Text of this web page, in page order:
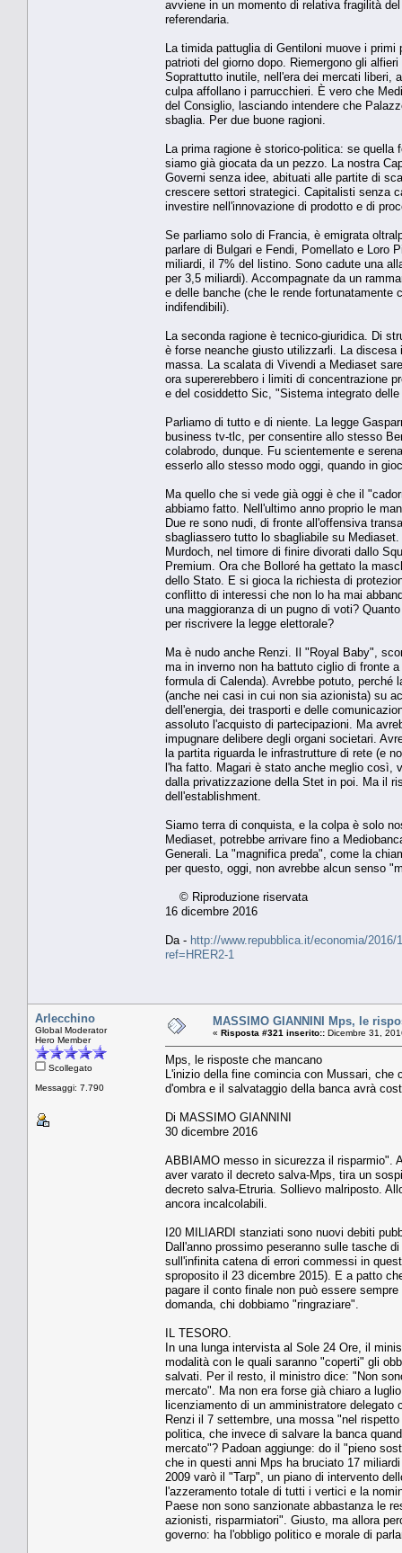
avviene in un momento di relativa fragilità
referendaria.
La timida pattuglia di Gentiloni muove i
patrioti del giorno dopo. Riemergono gli
Soprattutto inutile, nell'era dei mercati liberi,
culpa affollano i parrucchieri. È vero che
del Consiglio, lasciando intendere che
sbaglia. Per due buone ragioni.
La prima ragione è storico-politica: se
siamo già giocata da un pezzo. La nostra
Governi senza idee, abituati alle partite di
crescere settori strategici. Capitalisti senza
investire nell'innovazione di prodotto e di
Se parliamo solo di Francia, è emigrata
parlare di Bulgari e Fendi, Pomellato e Loro
miliardi, il 7% del listino. Sono cadute una
per 3,5 miliardi). Accompagnate da un
e delle banche (che le rende
indifendibili).
La seconda ragione è tecnico-giuridica. Di
è forse neanche giusto utilizzarli. La
massa. La scalata di Vivendi a Mediaset
ora supererebbero i limiti di concentrazione
e del cosiddetto Sic, "Sistema integrato
Parliamo di tutto e di niente. La legge
business tv-tlc, per consentire allo stesso
colabrodo, dunque. Fu scientemente e
esserlo allo stesso modo oggi, quando in
Ma quello che si vede già oggi è che il
abbiamo fatto. Nell'ultimo anno proprio le
Due re sono nudi, di fronte all'offensiva
sbagliassero tutto lo sbagliabile su
Murdoch, nel timore di finire divorati dallo
Premium. Ora che Bolloré ha gettato la
dello Stato. E si gioca la richiesta di
conflitto di interessi che non lo ha mai
una maggioranza di un pugno di voti?
per riscrivere la legge elettorale?
Ma è nudo anche Renzi. Il "Royal Baby",
ma in inverno non ha battuto ciglio di fronte
formula di Calenda). Avrebbe potuto, perché
(anche nei casi in cui non sia azionista) su
dell'energia, dei trasporti e delle
assoluto l'acquisto di partecipazioni. Ma
impugnare delibere degli organi societari.
la partita riguarda le infrastrutture di rete (e
l'ha fatto. Magari è stato anche meglio così,
dalla privatizzazione della Stet in poi. Ma il
dell'establishment.
Siamo terra di conquista, e la colpa è solo
Mediaset, potrebbe arrivare fino a
Generali. La "magnifica preda", come la
per questo, oggi, non avrebbe alcun senso
© Riproduzione riservata
16 dicembre 2016
Da - http://www.repubblica.it/economia/
ref=HRER2-1
Arlecchino
Global Moderator
Hero Member
Scollegato
Messaggi: 7.790
MASSIMO GIANNINI Mps, le
« Risposta #321 inserito:: Dicembre 31,
Mps, le risposte che mancano
L'inizio della fine comincia con Mussari, che
d'ombra e il salvataggio della banca avrà
Di MASSIMO GIANNINI
30 dicembre 2016
ABBIAMO messo in sicurezza il risparmio".
aver varato il decreto salva-Mps, tira un
decreto salva-Etruria. Sollievo malriposto.
ancora incalcolabili.
I20 MILIARDI stanziati sono nuovi debiti
Dall'anno prossimo peseranno sulle tasche
sull'infinita catena di errori commessi in
sproposito il 23 dicembre 2015). E a patto
pagare il conto finale non può essere
domanda, chi dobbiamo "ringraziare".
IL TESORO.
In una lunga intervista al Sole 24 Ore, il
modalità con le quali saranno "coperti" gli
salvati. Per il resto, il ministro dice: "Non
mercato". Ma non era forse già chiaro a
licenziamento di un amministratore
Renzi il 7 settembre, una mossa "nel
politica, che invece di salvare la banca
mercato"? Padoan aggiunge: do il "pieno
che in questi anni Mps ha bruciato 17
2009 varò il "Tarp", un piano di intervento
l'azzeramento totale di tutti i vertici e la
Paese non sono sanzionate abbastanza le
azionisti, risparmiatori". Giusto, ma allora
governo: ha l'obbligo politico e morale di